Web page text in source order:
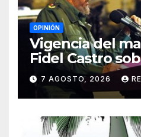
OPINIÓN
Vigencia del
Fidel Castro
del liderazgo
Por Jorge Luís
7 AGOSTO, 2026